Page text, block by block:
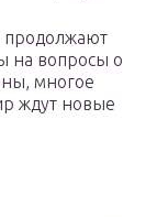
продолжают
на вопросы о
многое
ждут новые